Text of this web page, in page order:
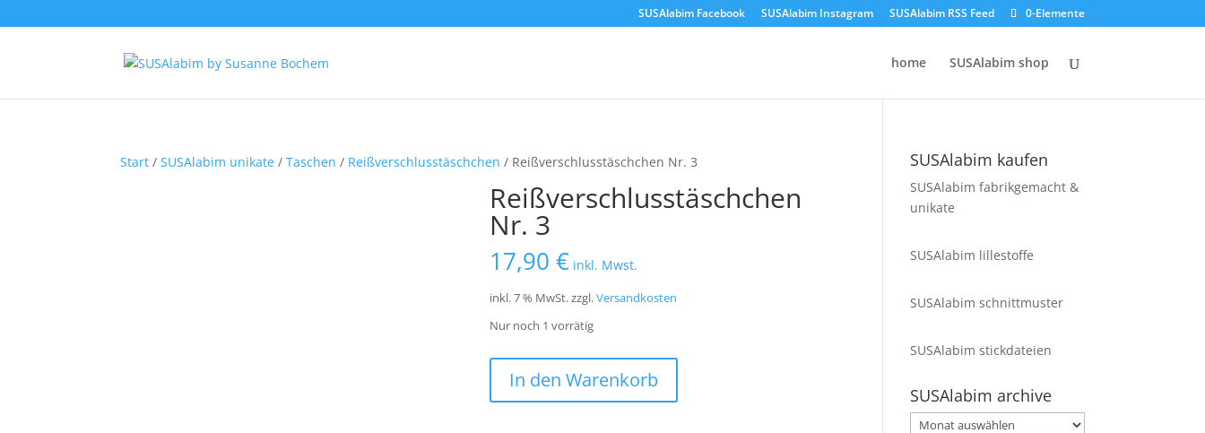
SUSAlabim Facebook SUSAlabim Instagram SUSAlabim RSS Feed 0-Elemente
home SUSAlabim shop
Start /SUSAlabim unikate /Taschen / Reißverschlusstäschchen / Reißverschlusstäschchen Nr. 3
Reißverschlusstäschchen
Nr. 3
17,90€ inkl. Mwst.
inkl. 7 % MwSt.zzgl.Versandkosten
Nur noch 1 vorrätig
3
In den Warenkorb
SUSAlabim kaufen
SUSAlabim fabrikgemacht &
unikate
SUSAlabim lillestoffe
SUSAlabim schnittmuster
SUSAlabim stickdateien
SUSAlabim archive
SUSAlabim